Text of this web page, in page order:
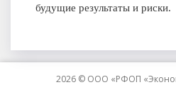
будущие результаты и риски.
2026 © ООО «РФОП